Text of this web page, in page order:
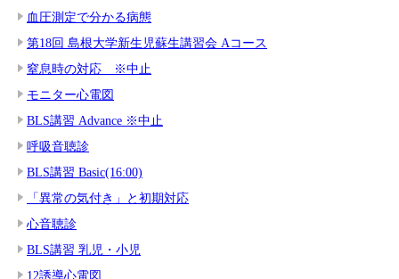
血圧測定で分かる病態
第18回 島根大学新生児蘇生講習会 Aコース
窒息時の対応 ※中止
モニター心電図
BLS講習 Advance ※中止
呼吸音聴診
BLS講習 Basic(16:00)
「異常の気付き」と初期対応
心音聴診
BLS講習 乳児・小児
12誘導心電図